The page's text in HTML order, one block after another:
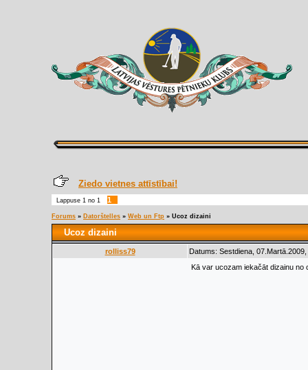
Ziedo vietnes attīstībai!
Lappuse 1 no 1 1
Forums » Datorštelles » Web un Ftp » Ucoz dizaini
Ucoz dizaini
rolliss79
Datums: Sestdiena,
Kā var ucozam iekačāt dizainu no